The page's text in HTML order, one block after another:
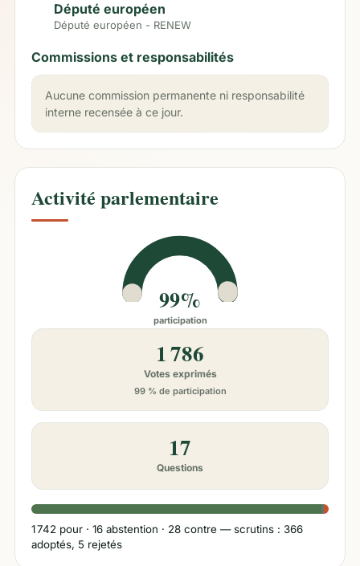
Député européen
Député européen - RENEW
Commissions et responsabilités
Aucune commission permanente ni responsabilité
interne recensée à ce jour.
Activité parlementaire
99%
participation
1 786
Votes exprimés
99 % de participation
17
Questions
1 742 pour · 16 abstention · 28 contre — scrutins : 366
adoptés, 5 rejetés